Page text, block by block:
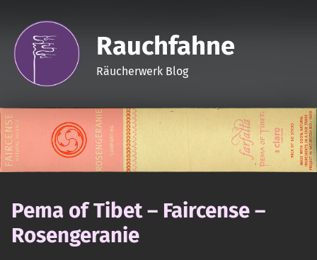
Rauchfahne
Räucherwerk Blog
Pema of Tibet – Faircense –
Rosengeranie